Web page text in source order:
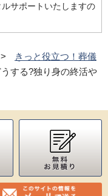
サポートいたしますの
きっと役立つ！葬儀
する?独り身の終活や